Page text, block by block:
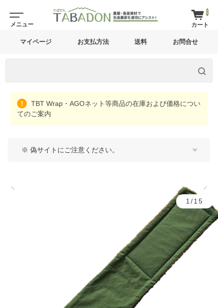
0
マイページ お支払方法 送料 お問合せ
TBT Wrap・AGOネット等商品の在庫および価格につい
てのご案内
※ 偽サイトにご注意ください。
1/15